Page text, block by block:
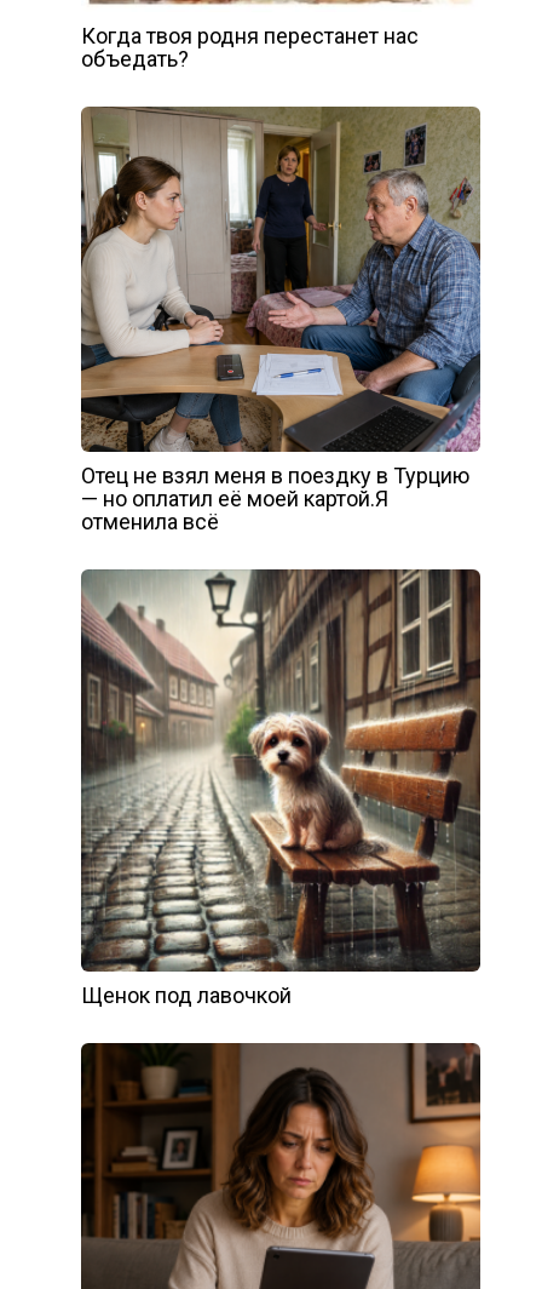
Когда твоя родня перестанет нас
объедать?
Отец не взял меня в поездку в Турцию
— но оплатил её моей картой.Я
отменила всё
Щенок под лавочкой